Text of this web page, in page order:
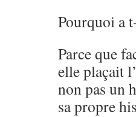
Pourquoi a
Parce que
elle plaçait
non pas un
sa propre